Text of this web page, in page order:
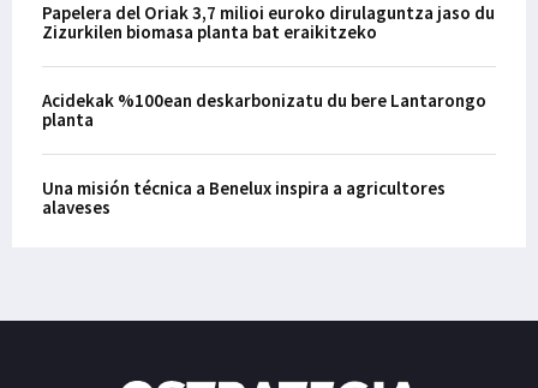
Papelera del Oriak 3,7 milioi euroko dirulaguntza jaso du
Zizurkilen biomasa planta bat eraikitzeko
Acidekak %100ean deskarbonizatu du bere Lantarongo
planta
Una misión técnica a Benelux inspira a agricultores
alaveses